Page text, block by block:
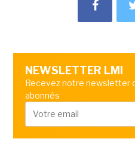
NEWSLETTER LMI
Recevez notre newsletter
abonnés